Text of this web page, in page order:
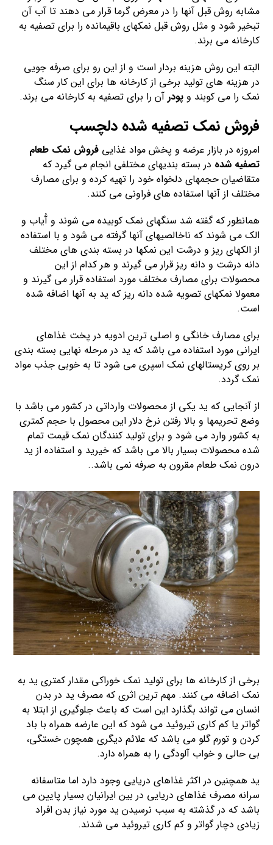
مشابه روش قبل آنها را در معرض گرما قرار می دهند تا آب آن
تبخیر شود و مثل روش قبل نمکهای باقیمانده را برای تصفیه به
کارخانه می برند.
البته این روش هزینه بردار است و از این رو برای صرفه جویی
در هزینه های تولید برخی از کارخانه ها برای این کار سنگ
نمک را می کوبند وپودر آن را برای تصفیه به کارخانه می برند.
فروش نمک تصفیه شده دلچسب
امروزه در بازار عرضه و پخش مواد غذاییفروش نمک طعام
تصفیه شده در بسته بندیهای مختلفی انجام می گیرد که
متقاضیان حجمهای دلخواه خود را تهیه کرده و برای مصارف
مختلف از آنها استفاده های فراونی می کنند.
همانطور که گفته شد سنگهای نمک کوبیده می شوند و آُیاب و
الک می شوند که ناخالصیهای آنها گرفته می شود و با استفاده
از الکهای ریز و درشت این نمکها در بسته بندی های مختلف
دانه درشت و دانه ریز قرار می گیرند و هر کدام از این
محصولات برای مصارف مختلف مورد استفاده قرار می گیرند و
معمولا نمکهای تصویه شده دانه ریز که ید به آنها اضافه شده
است.
برای مصارف خانگی و اصلی ترین ادویه در پخت غذاهای
ایرانی مورد استفاده می باشد که ید در مرحله نهایی بسته بندی
بر روی کریستالهای نمک اسپری می شود تا به خوبی جذب مواد
نمک گردد.
از آنجایی که ید یکی از محصولات وارداتی در کشور می باشد با
وضع تحریمها و بالا رفتن نرخ دلار این محصول با حجم کمتری
به کشور وارد می شود و برای تولید کنندگان نمک قیمت تمام
شده محصولات بسیار بالا می باشد که خیرید و استفاده از ید
درون نمک طعام مقرون به صرفه نمی باشد..
برخی از کارخانه ها برای تولید نمک خوراکی مقدار کمتری ید به
نمک اضافه می کنند. مهم ترین اثری که مصرف ید در بدن
انسان می تواند بگذارد این است که باعث جلوگیری از ابتلا به
گواتر یا کم کاری تیروئید می شود که این عارضه همراه با باد
کردن و تورم گلو می باشد که علائم دیگری همچون خستگی،
بی حالی و خواب آلودگی را به همراه دارد.
ید همچنین در اکثر غذاهای دریایی وجود دارد اما متاسفانه
سرانه مصرف غذاهای دریایی در بین ایرانیان بسیار پایین می
باشد که در گذشته به سبب نرسیدن ید مورد نیاز بدن افراد
زیادی دچار گواتر و کم کاری تیروئید می شدند.